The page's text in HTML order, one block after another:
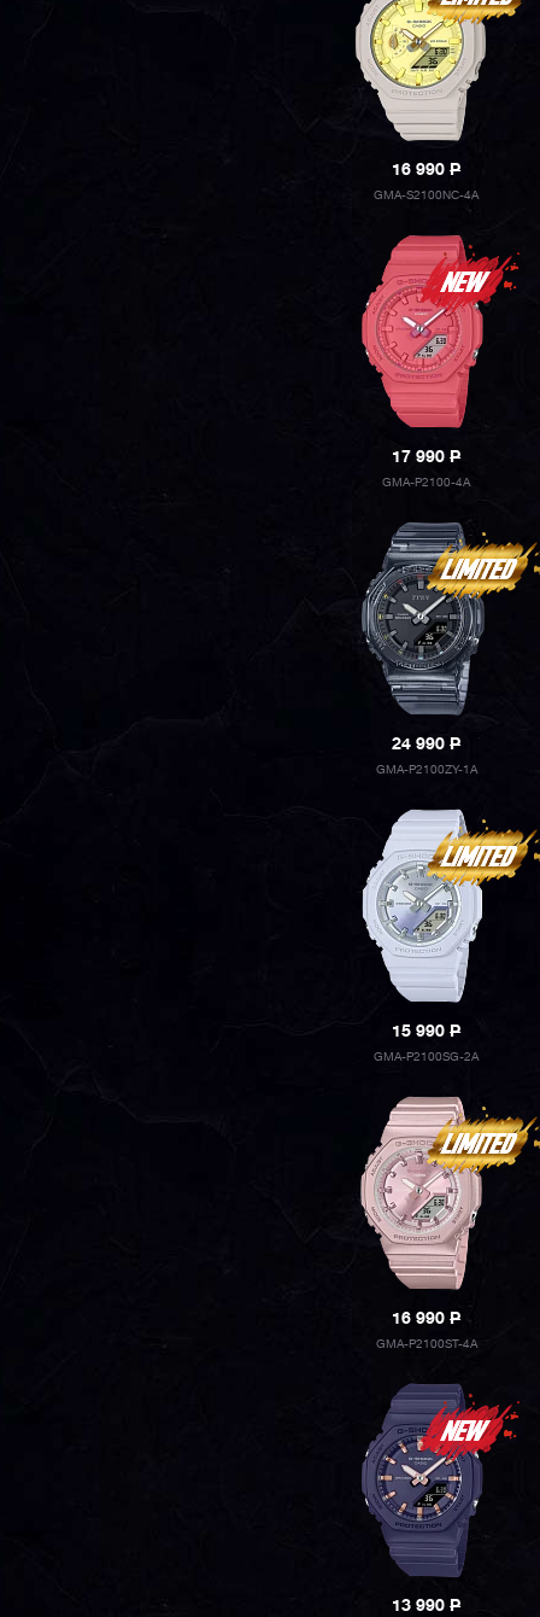
16 990P
GMA-S2100NC-4A
17 990P
GMA-P2100-4A
24 990P
GMA-P2100ZY-1A
15 990P
GMA-P2100SG-2A
16 990P
GMA-P2100ST-4A
13 990P